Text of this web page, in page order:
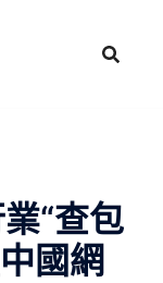
“查包
國網